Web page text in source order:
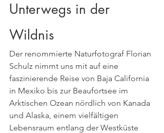
Unterwegs in der
Wildnis
Der renommierte Naturfotograf Florian
Schulz nimmt uns mit auf eine
faszinierende Reise von Baja California
in Mexiko bis zur Beaufortsee im
Arktischen Ozean nördlich von Kanada
und Alaska, einem vielfältigen
Lebensraum entlang der Westküste